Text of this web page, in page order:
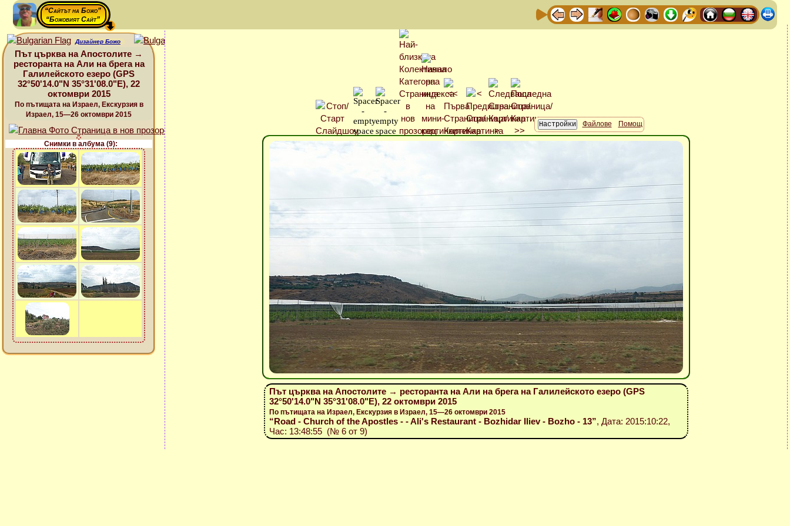
“Сайтът на Божо”
“Божовият Сайт”
Дизайнер Божо
Път църква на Апостолите →
ресторанта на Али на брега на
Галилейското езеро (GPS
32°50'14.0"N 35°31'08.0"E), 22
октомври 2015
По пътищата на Израел, Екскурзия в
Израел, 15—26 октомври 2015
Снимки в албума (9):
Файлове Помощ
Път църква на Апостолите → ресторанта на Али на брега на Галилейското езеро (GPS
32°50'14.0"N 35°31'08.0"E), 22 октомври 2015
По пътищата на Израел, Екскурзия в Израел, 15—26 октомври 2015
“Road - Church of the Apostles - - Ali's Restaurant - Bozhidar Iliev - Bozho - 13”, Дата: 2015:10:22,
Час: 13:48:55 (№ 6 от 9)